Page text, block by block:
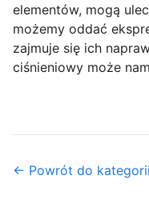
elementów, mogą
możemy oddać
zajmuje się ich
ciśnieniowy może
← Powrót do